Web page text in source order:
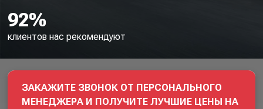
ЗАКАЖИТЕ ЗВОНОК ОТ ПЕРСОНАЛЬНОГО
МЕНЕДЖЕРА И ПОЛУЧИТЕ ЛУЧШИЕ ЦЕНЫ НА
92%
клиентов нас рекомендуют